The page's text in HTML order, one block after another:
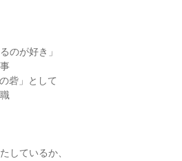
のが好き」
砦」として
しているか、